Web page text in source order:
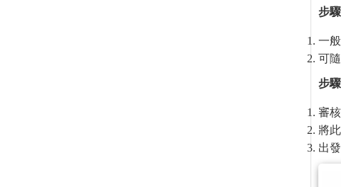
步
一
可
步
審
將
出